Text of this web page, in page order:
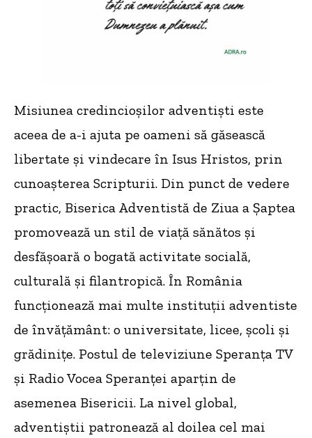
Misiunea credincioșilor adventiști este
aceea de a-i ajuta pe oameni să găsească
libertate și vindecare în Isus Hristos, prin
cunoașterea Scripturii. Din punct de vedere
practic, Biserica Adventistă de Ziua a Şaptea
promovează un stil de viață sănătos și
desfășoară o bogată activitate socială,
culturală și filantropică. În România
funcţionează mai multe instituții adventiste
de învățământ: o universitate, licee, școli și
grădinițe. Postul de televiziune Speranţa TV
şi Radio Vocea Speranței aparțin de
asemenea Bisericii. La nivel global,
adventiștii patronează al doilea cel mai